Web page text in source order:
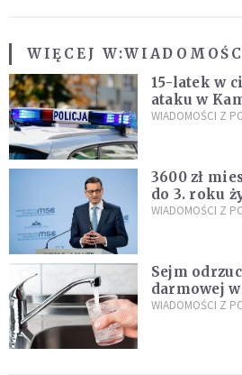
WIĘCEJ W:
15-latek w
ataku w
Policja
WIADOMOŚCI Z
3600 zł
do 3. roku
propozycji
WIADOMOŚCI Z
Sejm
darmowej
WIADOMOŚCI Z